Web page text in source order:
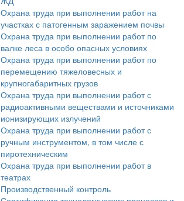
Охрана труда при выполнении работ на
участках с патогенным заражением почвы
Охрана труда при выполнении работ по
валке леса в особо опасных условиях
Охрана труда при выполнении работ по
перемещению тяжеловесных и
крупногабаритных грузов
Охрана труда при выполнении работ с
радиоактивными веществами и источниками
ионизирующих излучений
Охрана труда при выполнении работ с
ручным инструментом, в том числе с
пиротехническим
Охрана труда при выполнении работ в
театрах
Производственный контроль